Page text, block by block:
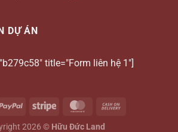
DỰ ÁN
title="Form liên hệ 1"]
2026 © Hữu Đức Land